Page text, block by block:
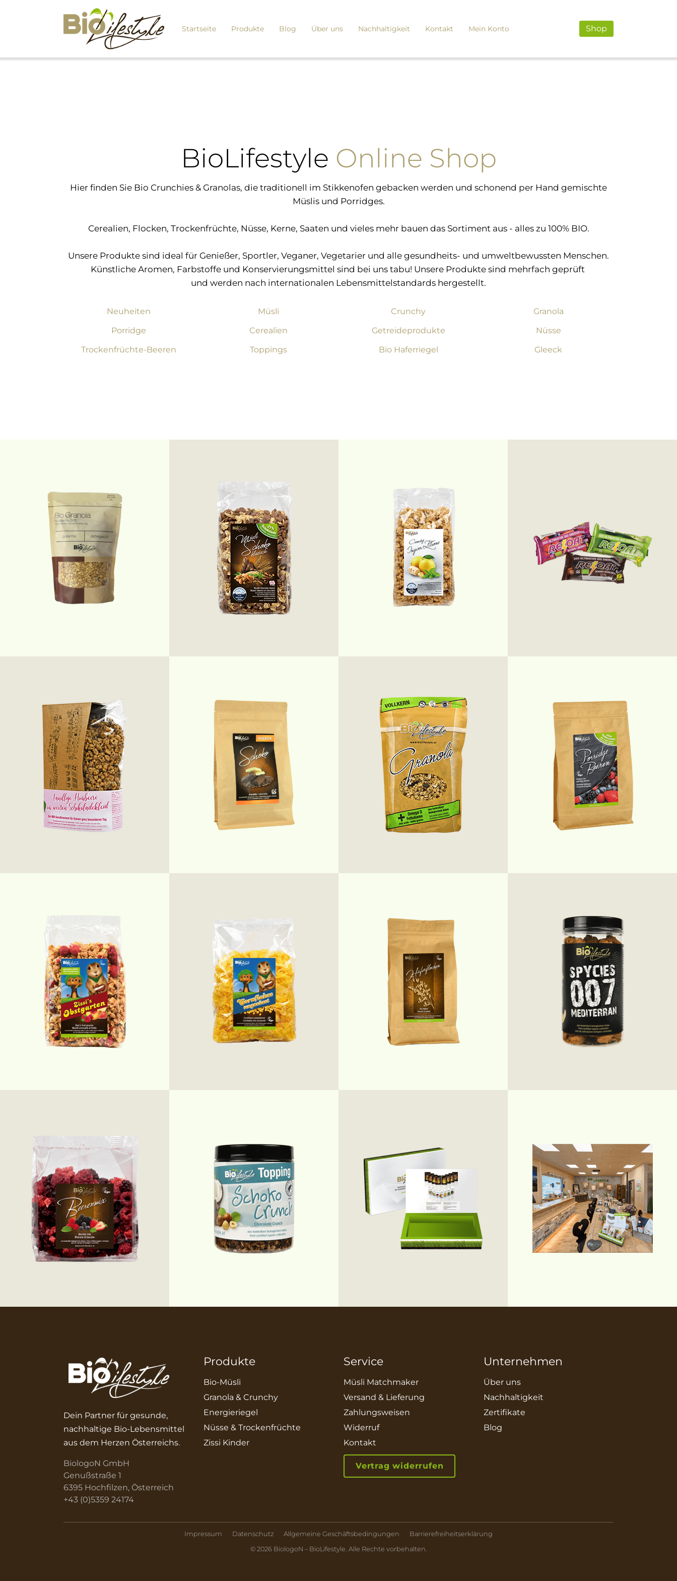
Startseite Produkte Blog Über uns Nachhaltigkeit Kontakt Mein Konto Shop
BioLifestyle Online Shop
Hier finden Sie Bio Crunchies & Granolas, die traditionell im Stikkenofen gebacken werden und schonend per Hand gemischte
Müslis und Porridges.
Cerealien, Flocken, Trockenfrüchte, Nüsse, Kerne, Saaten und vieles mehr bauen das Sortiment aus - alles zu 100% BIO.
Unsere Produkte sind ideal für Genießer, Sportler, Veganer, Vegetarier und alle gesundheits- und umweltbewussten Menschen.
Künstliche Aromen, Farbstoffe und Konservierungsmittel sind bei uns tabu! Unsere Produkte sind mehrfach geprüft
und werden nach internationalen Lebensmittelstandards hergestellt.
Neuheiten Müsli Crunchy
Granola
Porridge
Cerealien Getreideprodukte
Nüsse
Trockenfrüchte-Beeren
Toppings Bio Haferriegel Gleeck
Dein Partner für gesunde,
nachhaltige Bio-Lebensmittel
aus dem Herzen Österreichs.
BiologoN GmbH
Genußstraße 1
6395 Hochfilzen, Österreich
+43 (0)5359 24174
Produkte
Bio-Müsli
Granola & Crunchy
Energieriegel
Nüsse & Trockenfrüchte
Zissi Kinder
Service
Müsli Matchmaker
Versand & Lieferung
Zahlungsweisen
Widerruf
Kontakt
Vertrag widerrufen
Unternehmen
Über uns
Nachhaltigkeit
Zertifikate
Blog
Impressum Datenschutz Allgemeine Geschäftsbedingungen
Barrierefreiheitserklärung
© 2026 BiologoN – BioLifestyle. Alle Rechte vorbehalten.